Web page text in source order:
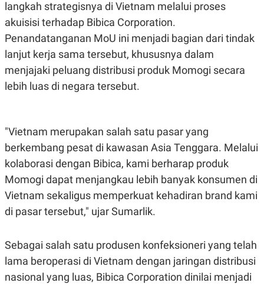
S
A
T
A
T
A
A
G
E
K
O
T
L
I
JARINGAN
K
O
N
N
A
C
A
P
R
E
S
R
E
L
E
langkah strategisnya di Vietnam melalui proses
akuisisi terhadap Bibica Corporation.
Penandatanganan MoU ini menjadi bagian dari tindak
lanjut kerja sama tersebut, khususnya dalam
menjajaki peluang distribusi produk Momogi secara
lebih luas di negara tersebut.
"Vietnam merupakan salah satu pasar yang
berkembang pesat di kawasan Asia Tenggara. Melalui
kolaborasi dengan Bibica, kami berharap produk
Momogi dapat menjangkau lebih banyak konsumen di
Vietnam sekaligus memperkuat kehadiran brand kami
di pasar tersebut," ujar Sumarlik.
Sebagai salah satu produsen konfeksioneri yang telah
lama beroperasi di Vietnam dengan jaringan distribusi
nasional yang luas, Bibica Corporation dinilai menjadi